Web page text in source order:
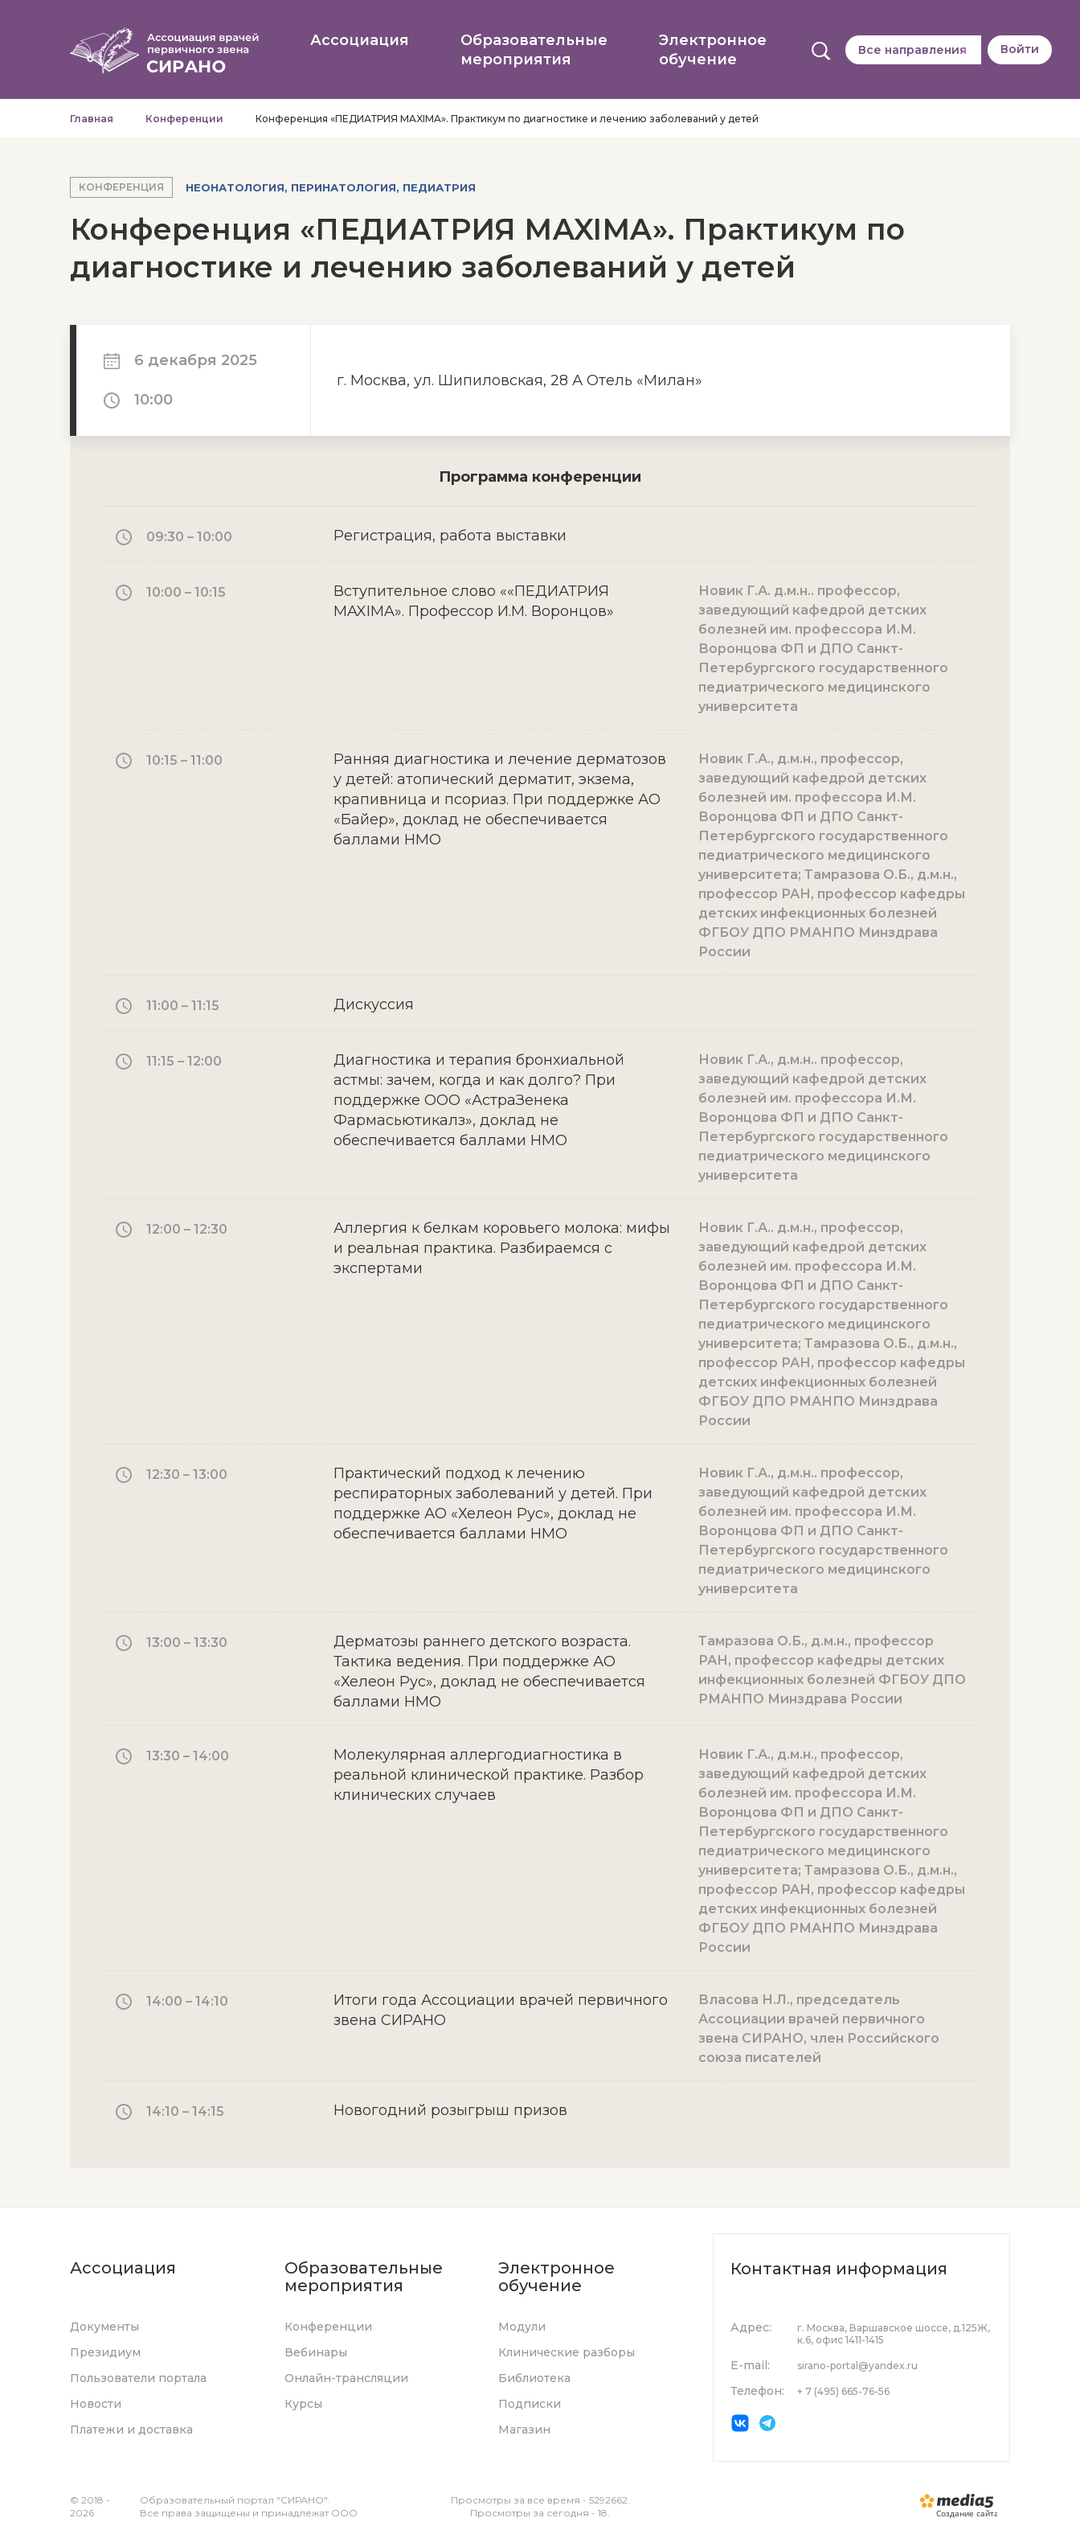
Ассоциация
Образовательные
мероприятия
Электронное
обучение
Все направления Войти
Главная Конференции Конференция «ПЕДИАТРИЯ MAXIMA». Практикум по диагностике и лечению заболеваний у детей
КОНФЕРЕНЦИЯ НЕОНАТОЛОГИЯ, ПЕРИНАТОЛОГИЯ, ПЕДИАТРИЯ
Конференция «ПЕДИАТРИЯ MAXIMA». Практикум по
диагностике и лечению заболеваний у детей
6 декабря 2025
10:00
г. Москва, ул. Шипиловская, 28 А Отель «Милан»
Программа конференции
09:30 – 10:00 Регистрация, работа выставки
10:00 – 10:15
Вступительное слово ««ПЕДИАТРИЯ
MAXIMA». Профессор И.М. Воронцов»
Новик Г.А. д.м.н.. профессор,
заведующий кафедрой детских
болезней им. профессора И.М.
Воронцова ФП и ДПО Санкт-
Петербургского государственного
педиатрического медицинского
университета
10:15 – 11:00
Ранняя диагностика и лечение дерматозов
у детей: атопический дерматит, экзема,
крапивница и псориаз. При поддержке АО
«Байер», доклад не обеспечивается
баллами НМО
Новик Г.А., д.м.н., профессор,
заведующий кафедрой детских
болезней им. профессора И.М.
Воронцова ФП и ДПО Санкт-
Петербургского государственного
педиатрического медицинского
университета; Тамразова О.Б., д.м.н.,
профессор РАН, профессор кафедры
детских инфекционных болезней
ФГБОУ ДПО РМАНПО Минздрава
России
11:00 – 11:15 Дискуссия
11:15 – 12:00
Диагностика и терапия бронхиальной
астмы: зачем, когда и как долго? При
поддержке ООО «АстраЗенека
Фармасьютикалз», доклад не
обеспечивается баллами НМО
Новик Г.А., д.м.н.. профессор,
заведующий кафедрой детских
болезней им. профессора И.М.
Воронцова ФП и ДПО Санкт-
Петербургского государственного
педиатрического медицинского
университета
12:00 – 12:30
Аллергия к белкам коровьего молока: мифы
и реальная практика. Разбираемся с
экспертами
Новик Г.А.. д.м.н., профессор,
заведующий кафедрой детских
болезней им. профессора И.М.
Воронцова ФП и ДПО Санкт-
Петербургского государственного
педиатрического медицинского
университета; Тамразова О.Б., д.м.н.,
профессор РАН, профессор кафедры
детских инфекционных болезней
ФГБОУ ДПО РМАНПО Минздрава
России
12:30 – 13:00
Практический подход к лечению
респираторных заболеваний у детей. При
поддержке АО «Хелеон Рус», доклад не
обеспечивается баллами НМО
Новик Г.А., д.м.н.. профессор,
заведующий кафедрой детских
болезней им. профессора И.М.
Воронцова ФП и ДПО Санкт-
Петербургского государственного
педиатрического медицинского
университета
13:00 – 13:30
Дерматозы раннего детского возраста.
Тактика ведения. При поддержке АО
«Хелеон Рус», доклад не обеспечивается
баллами НМО
Тамразова О.Б., д.м.н., профессор
РАН, профессор кафедры детских
инфекционных болезней ФГБОУ ДПО
РМАНПО Минздрава России
13:30 – 14:00
Молекулярная аллергодиагностика в
реальной клинической практике. Разбор
клинических случаев
Новик Г.А., д.м.н., профессор,
заведующий кафедрой детских
болезней им. профессора И.М.
Воронцова ФП и ДПО Санкт-
Петербургского государственного
педиатрического медицинского
университета; Тамразова О.Б., д.м.н.,
профессор РАН, профессор кафедры
детских инфекционных болезней
ФГБОУ ДПО РМАНПО Минздрава
России
14:00 – 14:10
Итоги года Ассоциации врачей первичного
звена СИРАНО
Власова Н.Л., председатель
Ассоциации врачей первичного
звена СИРАНО, член Российского
союза писателей
14:10 – 14:15 Новогодний розыгрыш призов
Ассоциация
Документы
Президиум
Пользователи портала
Новости
Платежи и доставка
Образовательные
мероприятия
Конференции
Вебинары
Онлайн-трансляции
Курсы
Электронное
обучение
Модули
Клинические разборы
Библиотека
Подписки
Магазин
Контактная информация
Адрес:
г. Москва, Варшавское шоссе, д.125Ж,
к.6, офис 1411-1415
E-mail: sirano-portal@yandex.ru
Телефон: + 7 (495) 665-76-56
© 2018 -
2026
Образовательный портал "СИРАНО".
Все права защищены и принадлежат ООО
Просмотры за все время - 5292662.
Просмотры за сегодня - 18.